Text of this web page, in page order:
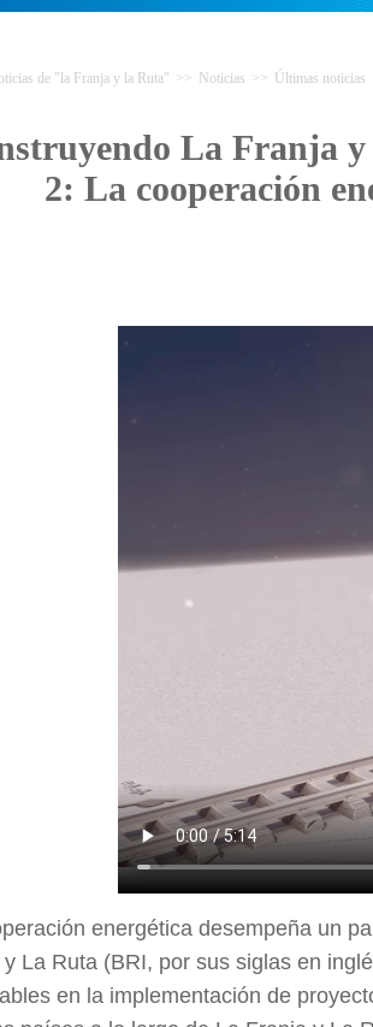
de "la Franja y la Ruta" >> Noticias >> Últimas noticias
La Franja
2: La cooperación
energética desempeña un
y La Ruta (BRI, por sus siglas en
en la implementación de